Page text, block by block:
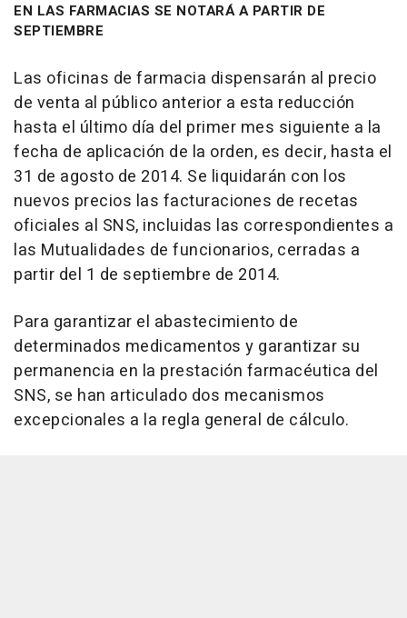
EN LAS FARMACIAS SE NOTARÁ A PARTIR DE
SEPTIEMBRE
Las oficinas de farmacia dispensarán al precio
de venta al público anterior a esta reducción
hasta el último día del primer mes siguiente a la
fecha de aplicación de la orden, es decir, hasta el
31 de agosto de 2014. Se liquidarán con los
nuevos precios las facturaciones de recetas
oficiales al SNS, incluidas las correspondientes a
las Mutualidades de funcionarios, cerradas a
partir del 1 de septiembre de 2014.
Para garantizar el abastecimiento de
determinados medicamentos y garantizar su
permanencia en la prestación farmacéutica del
SNS, se han articulado dos mecanismos
excepcionales a la regla general de cálculo.